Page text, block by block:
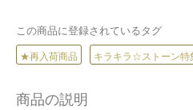
この商品に登録されているタグ
★再入荷商品 キラキラ☆ストーン特
商品の説明